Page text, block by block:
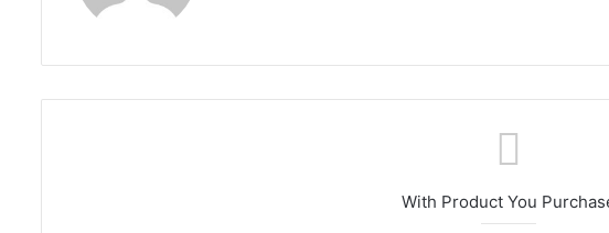
With Product You